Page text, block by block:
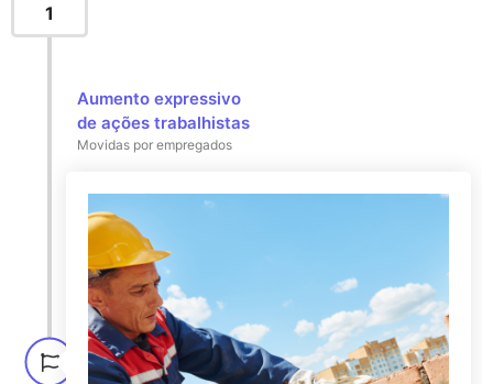
1
Aumento expressivo
de ações trabalhistas
Movidas por empregados